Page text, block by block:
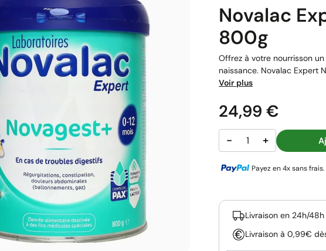
Novalac
800g
Offrez à votre nourrisson
naissance. Novalac Expert
Voir plus
Prix
24,99 €
− +
Payez en 4x sans frais.
Livraison en 24h/
Livraison à 0,99€